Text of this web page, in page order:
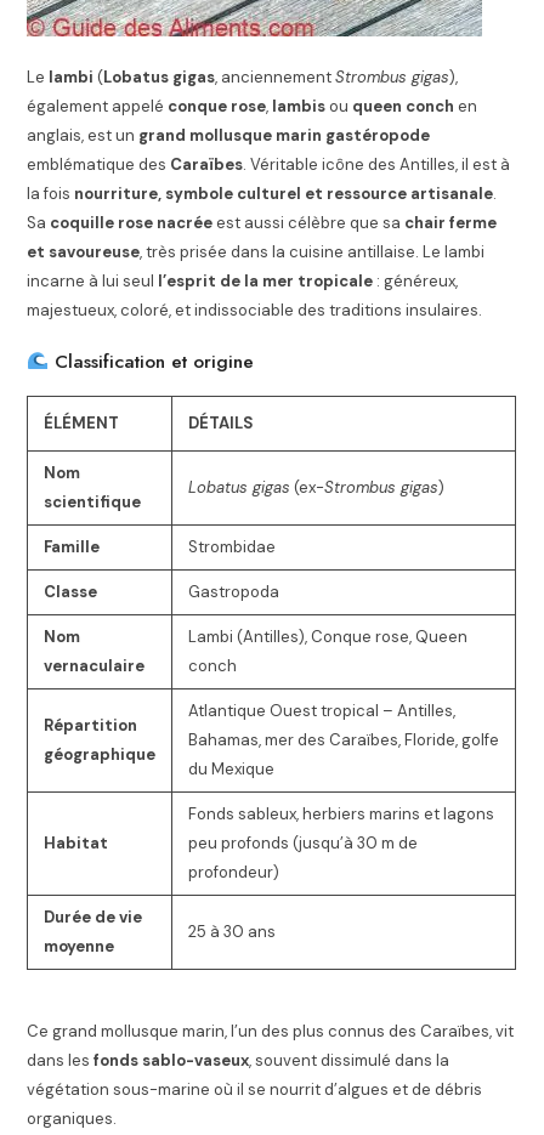
Le lambi (Lobatus gigas, anciennementStrombus gigas),
également appelé conque rose, lambisou queen conch en
anglais, est un grand mollusque marin gastéropode
emblématique des Caraïbes. Véritable icône des Antilles, il est à
la fois nourriture, symbole culturel et ressource artisanale.
Sa coquille rose nacréeest aussi célèbre que sa chair ferme
et savoureuse, très prisée dans la cuisine antillaise. Le lambi
incarne à lui seul l’esprit de la mer tropicale : généreux,
majestueux, coloré, et indissociable des traditions insulaires.
Classification et origine
ÉLÉMENT DÉTAILS
Nom
scientifique
Lobatus gigas (ex-Strombus gigas)
Famille Strombidae
Classe Gastropoda
Nom
vernaculaire
Lambi (Antilles), Conque rose, Queen
conch
Répartition
géographique
Atlantique Ouest tropical – Antilles,
Bahamas, mer des Caraïbes, Floride, golfe
du Mexique
Habitat
Fonds sableux, herbiers marins et lagons
peu profonds (jusqu’à 30 m de
profondeur)
Durée de vie
moyenne
25 à 30 ans
Ce grand mollusque marin, l’un des plus connus des Caraïbes, vit
dans lesfonds sablo-vaseux, souvent dissimulé dans la
végétation sous-marine où il se nourrit d’algues et de débris
organiques.